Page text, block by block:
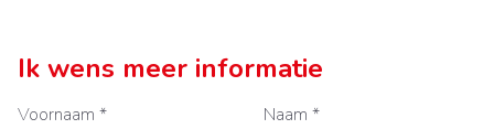
Ik wens meer informatie
Voornaam * Naam *